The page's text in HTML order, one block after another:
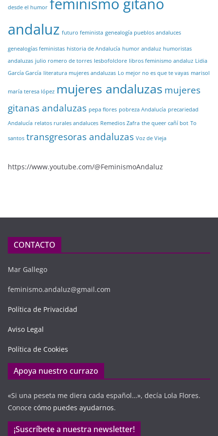
desde el humor
andaluz futuro feminista genealogía pueblos andaluces
genealogías feministas historia de Andalucía humor andaluz humoristas
andaluzas julio romero de torres lesbofolclore libros feminismo andaluz Lidia
García García literatura mujeres andaluzas Lo mejor no es que te vayas marisol
maría teresa lópez mujeres andaluzas mujeres
gitanas andaluzas pepa flores pobreza Andalucía precariedad
Andalucía relatos rurales andaluces Remedios Zafra the queer cañí bot To
santos transgresoras andaluzas Voz de Vieja
https://www.youtube.com/@FeminismoAndaluz
CONTACTO
Mar Gallego
feminismo.andaluz@gmail.com
Política de Privacidad
Aviso Legal
Política de Cookies
Apoya nuestro currazo
«Si una peseta me diera cada español…», decía Lola Flores.
Conoce cómo puedes ayudarnos.
¡Suscríbete a nuestra newsletter!